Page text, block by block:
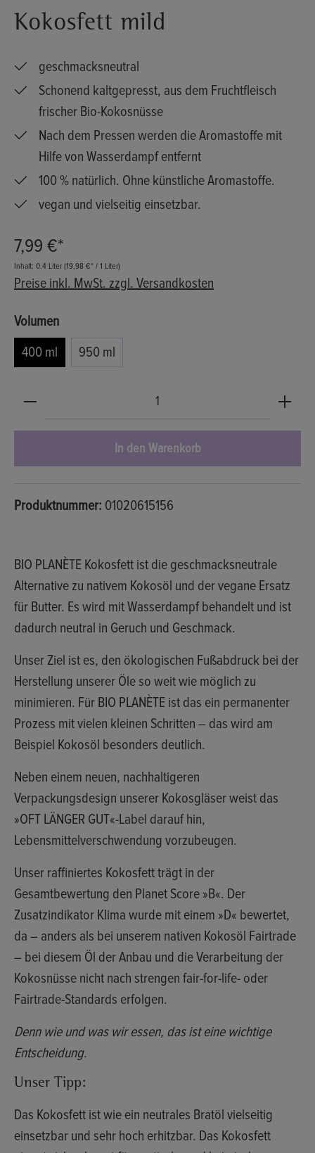
Kokosfett mild
geschmacksneutral
Schonend kaltgepresst, aus dem Fruchtfleisch
frischer Bio-Kokosnüsse
Nach dem Pressen werden die Aromastoffe mit
Hilfe von Wasserdampf entfernt
100 % natürlich. Ohne künstliche Aromastoffe.
vegan und vielseitig einsetzbar.
7,99 €*
Inhalt: 0.4 Liter(19,98 €* / 1 Liter)
Preise inkl. MwSt. zzgl. Versandkosten
Volumenauswählen
400 ml
950 ml
Produkt Anzahl: Gib den gewünschten Wert ein
In den Warenkorb
Produktnummer: 01020615156
BIO PLANÈTE Kokosfett ist die geschmacksneutrale
Alternative zu nativem Kokosöl und der vegane Ersatz
für Butter. Es wird mit Wasserdampf behandelt und ist
dadurch neutral in Geruch und Geschmack.
Unser Ziel ist es, den ökologischen Fußabdruck bei der
Herstellung unserer Öle so weit wie möglich zu
minimieren. Für BIO PLANÈTE ist das ein permanenter
Prozess mit vielen kleinen Schritten – das wird am
Beispiel Kokosöl besonders deutlich.
Neben einem neuen, nachhaltigeren
Verpackungsdesign unserer Kokosgläser weist das
»OFT LÄNGER GUT«-Label darauf hin,
Lebensmittelverschwendung vorzubeugen.
Unser raffiniertes Kokosfett trägt in der
Gesamtbewertung den Planet Score »B«. Der
Zusatzindikator Klima wurde mit einem »D« bewertet,
da – anders als bei unserem nativen Kokosöl Fairtrade
– bei diesem Öl der Anbau und die Verarbeitung der
Kokosnüsse nicht nach strengen fair-for-life- oder
Fairtrade-Standards erfolgen.
Denn wie und was wir essen, das ist eine wichtige
Entscheidung.
Unser Tipp:
Das Kokosfett ist wie ein neutrales Bratöl vielseitig
einsetzbar und sehr hoch erhitzbar. Das Kokosfett